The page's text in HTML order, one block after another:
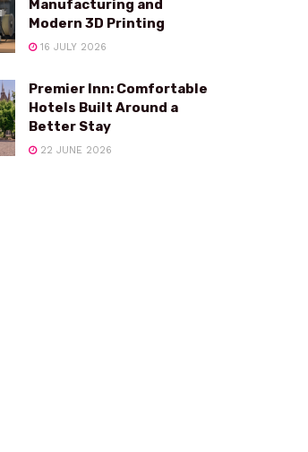
Manufacturing and
Modern 3D Printing
16 JULY 2026
Premier Inn: Comfortable
Hotels Built Around a
Better Stay
22 JUNE 2026